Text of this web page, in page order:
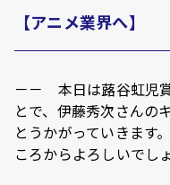
【アニメ業界へ】
－－ 本日は蕗谷虹児
とで、伊藤秀次さんの
とうかがっていきます
ころからよろしいでし